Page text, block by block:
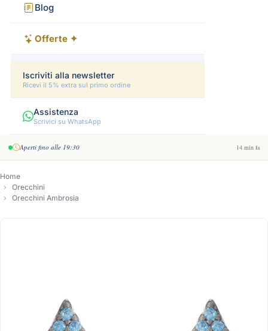
Blog
Offerte ✦
Iscriviti alla newsletter
Ricevi il 5% extra sul primo ordine
Assistenza
Scrivici su WhatsApp
Aperti fino alle 19:30 14 min fa
Home
Orecchini
Orecchini Ambrosia